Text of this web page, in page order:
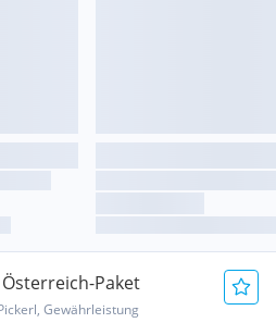
Paket
Gewährleistung